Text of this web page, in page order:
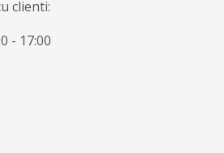
clienti:
- 17:00